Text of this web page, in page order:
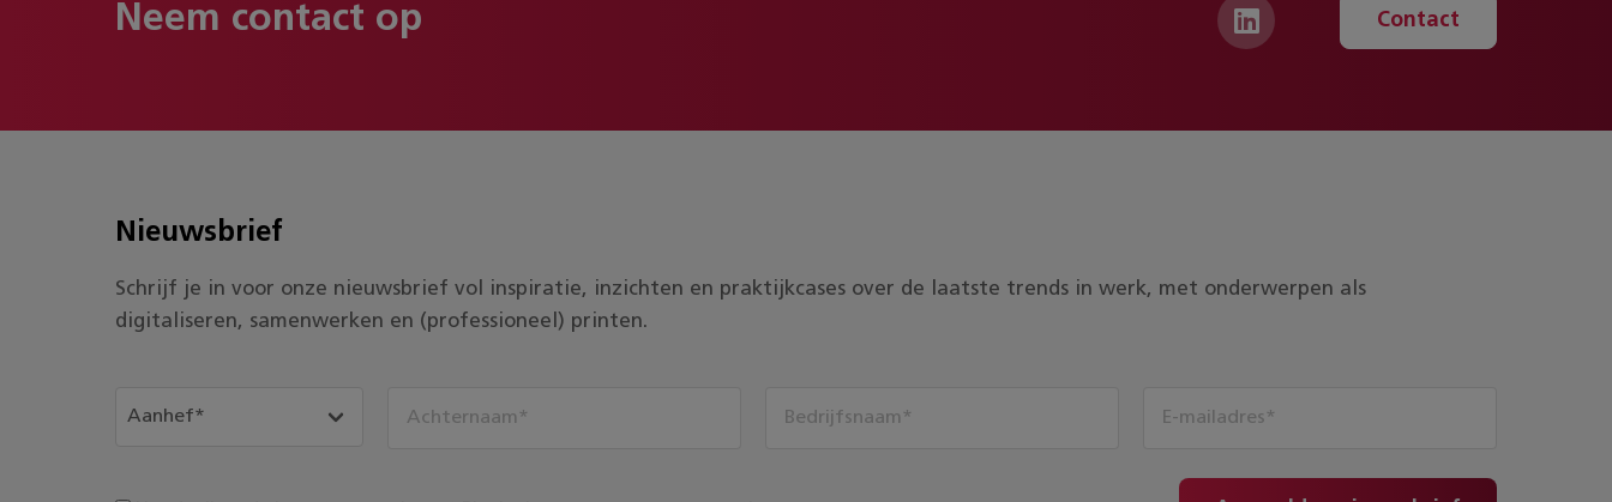
Neem contact op Contact
Nieuwsbrief
Schrijf je in voor onze nieuwsbrief vol inspiratie, inzichten en praktijkcases over de laatste trends in werk, met onderwerpen als
digitaliseren, samenwerken en (professioneel) printen.